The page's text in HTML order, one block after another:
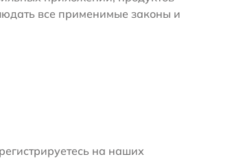
все применимые законы и
на наших